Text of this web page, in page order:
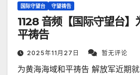
国际守望台 守望祷告
1128 音频【国际守望台】
平祷告
2025年11月27日 暂无评论
为黄海海域和平祷告 解放军近期